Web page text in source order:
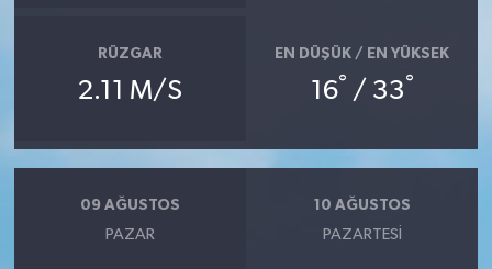
RÜZGAR
2.11 M/S
EN DÜŞÜK / EN YÜKSEK
16° / 33°
09 AĞUSTOS
PAZAR
10 AĞUSTOS
PAZARTESI